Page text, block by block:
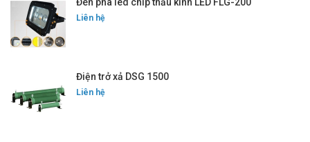
Liên hệ
Điện trở xả DSG 1500
Liên hệ